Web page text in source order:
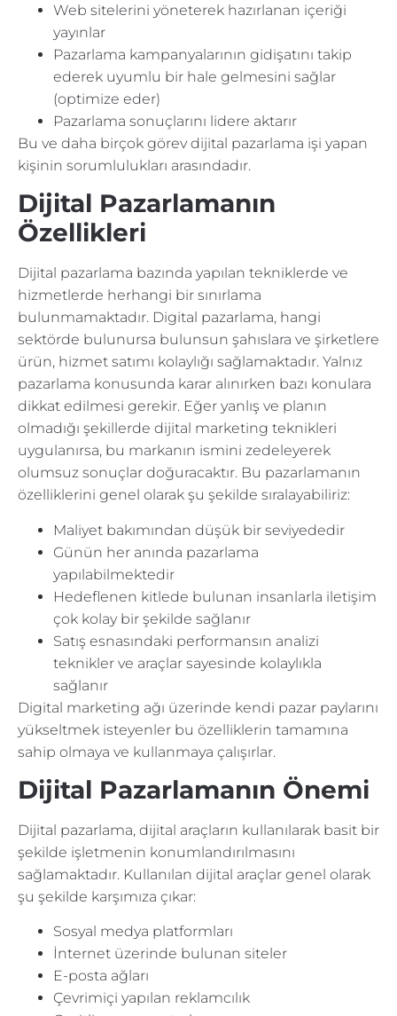
Web sitelerini yöneterek hazırlanan içeriği
yayınlar
Pazarlama kampanyalarının gidişatını takip
ederek uyumlu bir hale gelmesini sağlar
(optimize eder)
Pazarlama sonuçlarını lidere aktarır
Bu ve daha birçok görev dijital pazarlama işi yapan
kişinin sorumlulukları arasındadır.
Dijital Pazarlamanın
Özellikleri
Dijital pazarlama bazında yapılan tekniklerde ve
hizmetlerde herhangi bir sınırlama
bulunmamaktadır. Digital pazarlama, hangi
sektörde bulunursa bulunsun şahıslara ve şirketlere
ürün, hizmet satımı kolaylığı sağlamaktadır. Yalnız
pazarlama konusunda karar alınırken bazı konulara
dikkat edilmesi gerekir. Eğer yanlış ve planın
olmadığı şekillerde dijital marketing teknikleri
uygulanırsa, bu markanın ismini zedeleyerek
olumsuz sonuçlar doğuracaktır. Bu pazarlamanın
özelliklerini genel olarak şu şekilde sıralayabiliriz:
Maliyet bakımından düşük bir seviyededir
Günün her anında pazarlama
yapılabilmektedir
Hedeflenen kitlede bulunan insanlarla iletişim
çok kolay bir şekilde sağlanır
Satış esnasındaki performansın analizi
teknikler ve araçlar sayesinde kolaylıkla
sağlanır
Digital marketing ağı üzerinde kendi pazar paylarını
yükseltmek isteyenler bu özelliklerin tamamına
sahip olmaya ve kullanmaya çalışırlar.
Dijital Pazarlamanın Önemi
Dijital pazarlama, dijital araçların kullanılarak basit bir
şekilde işletmenin konumlandırılmasını
sağlamaktadır. Kullanılan dijital araçlar genel olarak
şu şekilde karşımıza çıkar:
Sosyal medya platformları
İnternet üzerinde bulunan siteler
E-posta ağları
Çevrimiçi yapılan reklamcılık